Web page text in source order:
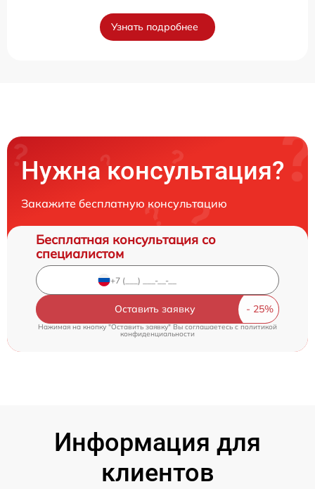
Узнать подробнее
Нужна консультация?
Закажите бесплатную консультацию
Бесплатная консультация со
специалистом
Оставить заявку
Нажимая на кнопку "Оставить заявку" Вы соглашаетесь c политикой
конфиденциальности
Информация для
клиентов